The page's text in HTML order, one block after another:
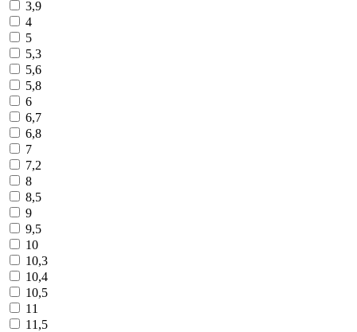
3,9
4
5
5,3
5,6
5,8
6
6,7
6,8
7
7,2
8
8,5
9
9,5
10
10,3
10,4
10,5
11
11,5